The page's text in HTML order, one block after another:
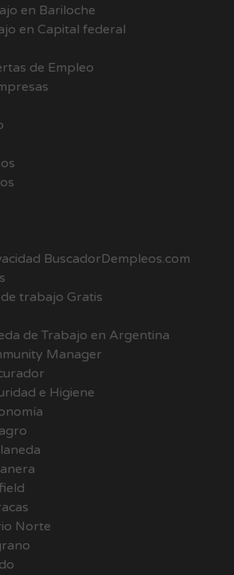
en Bariloche
en Capital federal
de Empleo
BuscadorDempleos.com
trabajo Gratis
de Trabajo en Argentina
Manager
e Higiene
Norte